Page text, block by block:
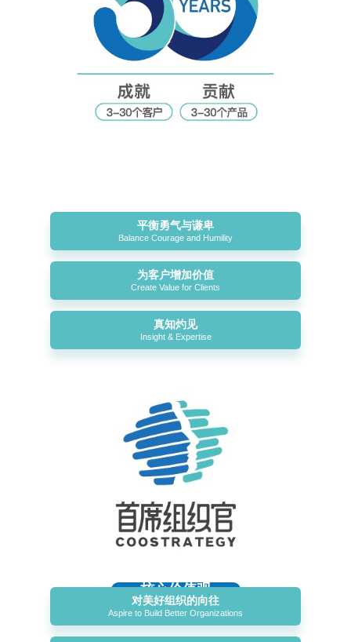
平衡勇气与谦卑
Balance Courage and Humility
为客户增加价值
Create Value for Clients
真知灼见
Insight & Expertise
核心价值观
对美好组织的向往
Aspire to Build Better Organizations